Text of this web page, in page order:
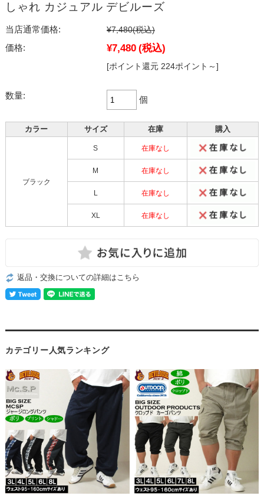
しゃれ カジュアル デビルーズ
当店通常価格: ¥7,480(税込)
価格: ¥7,480 (税込)
[ポイント還元 224ポイント～]
数量: 個
カラー サイズ 在庫 購入
ブラック
S 在庫なし
M 在庫なし
在庫なし
XL 在庫なし
返品・交換についての詳細はこちら
カテゴリー人気ランキング